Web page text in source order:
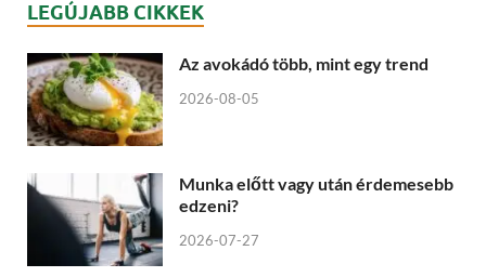
LEGÚJABB CIKKEK
Az avokádó több, mint egy trend
2026-08-05
Munka előtt vagy után érdemesebb
edzeni?
2026-07-27